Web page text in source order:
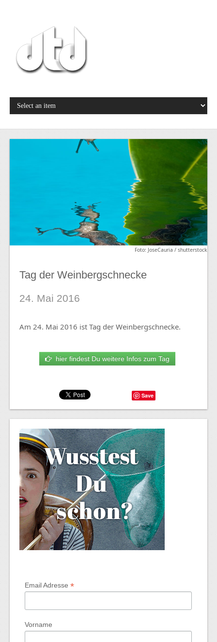
Foto: JoseCauria / shutterstock
Tag der Weinbergschnecke
24. Mai 2016
Am 24. Mai 2016 ist Tag der Weinbergschnecke.
hier findest Du weitere Infos zum Tag
Save
Email Adresse*
Vorname